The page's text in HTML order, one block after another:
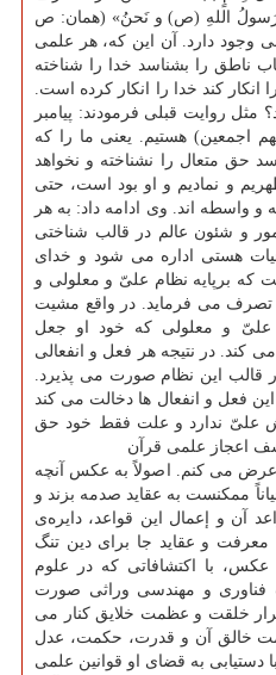
رَسولُ اللهِ (ص) و نَحنُ» (همان: ص
وجود دارد. آن این كه، هر علمی
ناطق را بشناسد خدا را شناخته
كند خدا را انكار كرده است.
روایت قبلی فرمودند: پیامبر
اجمعین) هستیم. یعنی ما را كه
حق متعال را نشناخته و نخواهد
و نمادیم و او بود است، حتی
واسطه اند. وی ادامه داد: به هر
و شئون عالم در قالب شناختی
هستی اداره می شود و خدای
كه برپایه نظام علیّ و معلولی و
می فرماید. در واقع مشیت
علیّ و معلولی كه خود او جعل
كند. در نتیجه هر فعل و انفعالی
قالب این نظام صورت می پذیرد.
فعل و انفعال ها دخالت می كند
علیّ ندارد و علت فقط خود حق
اعجاز علمی قرآن
عرض می كنم. اصولاً به عكس آنچه
ممكنست به عقاید صدمه بزند و
آن و إعمال این قواعد، دایره‌ی
و عقاید جا برای دین تنگ
با اكتشافاتی كه در علوم
و مهندسی وراثی صورت
خلقت و عظمت خلایق كنار می
خالق آن و قدرت، حكمت، عدل
به قضای او قوانین علمی